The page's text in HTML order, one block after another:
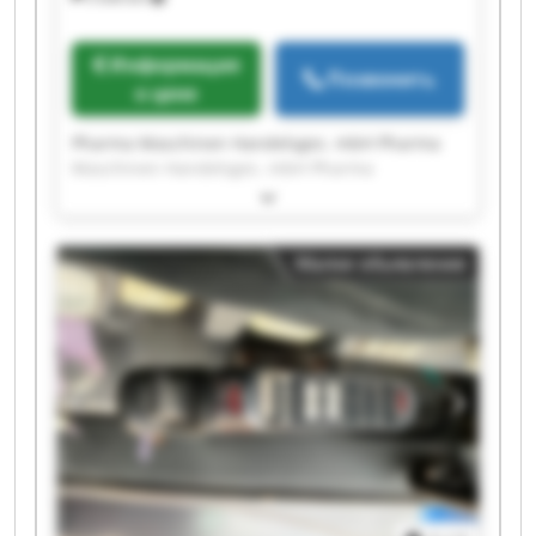
Информация
о цене
Позвонить
Pharma Maschinen Handelsges. mbH Pharma
Maschinen Handelsges. mbH Pharma
Maschinen Handelsges. mbH Pharma
Maschinen Handelsges. mbH Pharma
Maschinen Handelsges. mbH Pharma
Maschinen Handelsges. mbH Pharma
Maschinen Handelsges. mbH Pharma
Maschinen Handelsges. mbH Pharma
Maschinen Handelsges. mbH Pharma
Maschinen Handelsges. mbH Pharma
Maschinen Handelsges. mbH Pharma
Maschinen Handelsges. mbH Pharma
Maschinen Handelsges. mbH Pharma
Малое объявление